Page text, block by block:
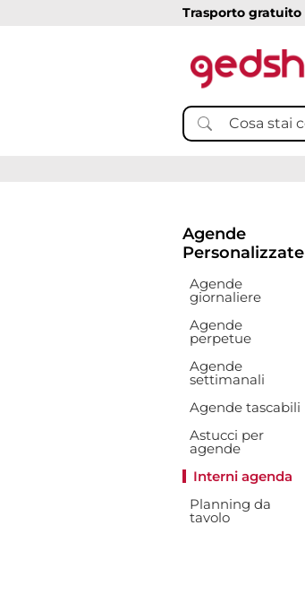
Trasporto gratuito
Agende
Personalizzate
Agende
giornaliere
Agende
perpetue
Agende
settimanali
Agende tascabili
Astucci per
agende
Interni agenda
Planning da
tavolo